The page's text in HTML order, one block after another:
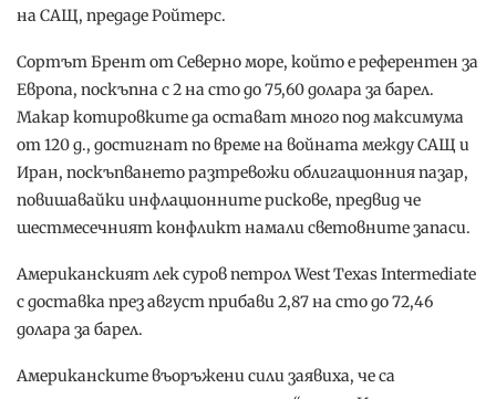
на САЩ, предаде Ройтерс.
Сортът Брент от Северно море, който е референтен за
Европа, поскъпна с 2 на сто до 75,60 долара за барел.
Макар котировките да остават много под максимума
от 120 д., достигнат по време на войната между САЩ и
Иран, поскъпването разтревожи облигационния пазар,
повишавайки инфлационните рискове, предвид че
шестмесечният конфликт намали световните запаси.
Американският лек суров петрол West Texas Intermediate
с доставка през август прибави 2,87 на сто до 72,46
долара за барел.
Американските въоръжени сили заявиха, че са